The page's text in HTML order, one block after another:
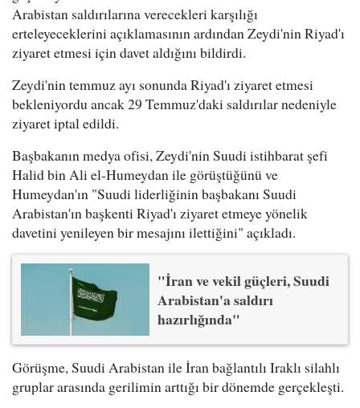
Arabistan saldırılarına verecekleri karşılığı
erteleyeceklerini açıklamasının ardından Zeydi'nin Riyad'ı
ziyaret etmesi için davet aldığını bildirdi.
Zeydi'nin temmuz ayı sonunda Riyad'ı ziyaret etmesi
bekleniyordu ancak 29 Temmuz'daki saldırılar nedeniyle
ziyaret iptal edildi.
Başbakanın medya ofisi, Zeydi'nin Suudi istihbarat şefi
Halid bin Ali el-Humeydan ile görüştüğünü ve
Humeydan'ın "Suudi liderliğinin başbakanı Suudi
Arabistan'ın başkenti Riyad'ı ziyaret etmeye yönelik
davetini yenileyen bir mesajını ilettiğini" açıkladı.
"İran ve vekil güçleri, Suudi
Arabistan'a saldırı
hazırlığında"
Görüşme, Suudi Arabistan ile İran bağlantılı Iraklı silahlı
gruplar arasında gerilimin arttığı bir dönemde gerçekleşti.